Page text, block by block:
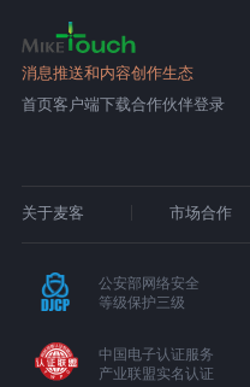
消息推送和内容创作生态
首页客户端下载合作伙伴登录
关于麦客 市场合作
公安部网络安全
等级保护三级
中国电子认证服务
产业联盟实名认证